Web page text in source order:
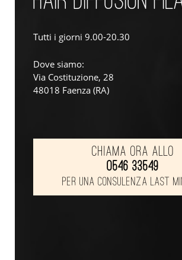
Tutti i giorni 9.00-20.30
Dove siamo:
Via Costituzione, 28
48018 Faenza (RA)
Chiama ora allo
0546 33549
per una consulenza last